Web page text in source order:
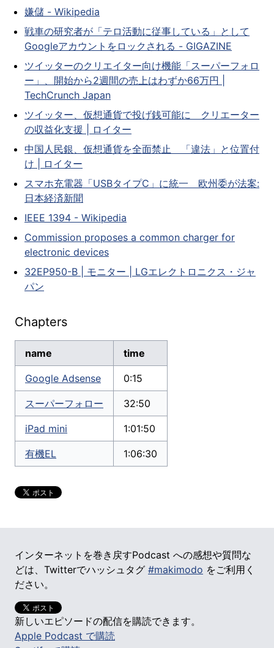
嫌儲 - Wikipedia
戦車の研究者が「テロ活動に従事している」として
Googleアカウントをロックされる - GIGAZINE
ツイッターのクリエイター向け機能「スーパーフォロ
ー」、開始から2週間の売上はわずか66万円 |
TechCrunch Japan
ツイッター、仮想通貨で投げ銭可能に クリエーター
の収益化支援 | ロイター
中国人民銀、仮想通貨を全面禁止 「違法」と位置付
け | ロイター
スマホ充電器「USBタイプC」に統一 欧州委が法案:
日本経済新聞
IEEE 1394 - Wikipedia
Commission proposes a common charger for
electronic devices
32EP950-B | モニター | LGエレクトロニクス・ジャ
パン
Chapters
name time
Google Adsense 0:15
スーパーフォロー 32:50
iPad mini 1:01:50
有機EL 1:06:30
インターネットを巻き戻すPodcast への感想や質問な
どは、Twitterでハッシュタグ #makimodo をご利用く
ださい。
新しいエピソードの配信を購読できます。
Apple Podcast で購読